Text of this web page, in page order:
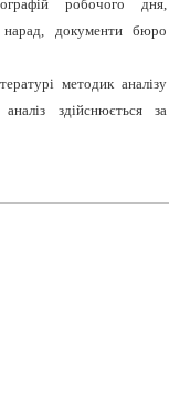
робочого дня,
нарад, документи бюро
методик аналізу
здійснюється за